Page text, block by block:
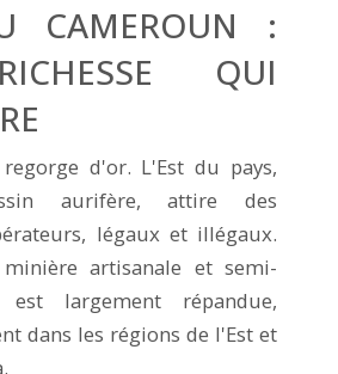
CAMEROUN :
QUI
d'or. L'Est du pays,
aurifère, attire des
légaux et illégaux.
artisanale et semi-
est largement répandue,
dans les régions de l'Est et